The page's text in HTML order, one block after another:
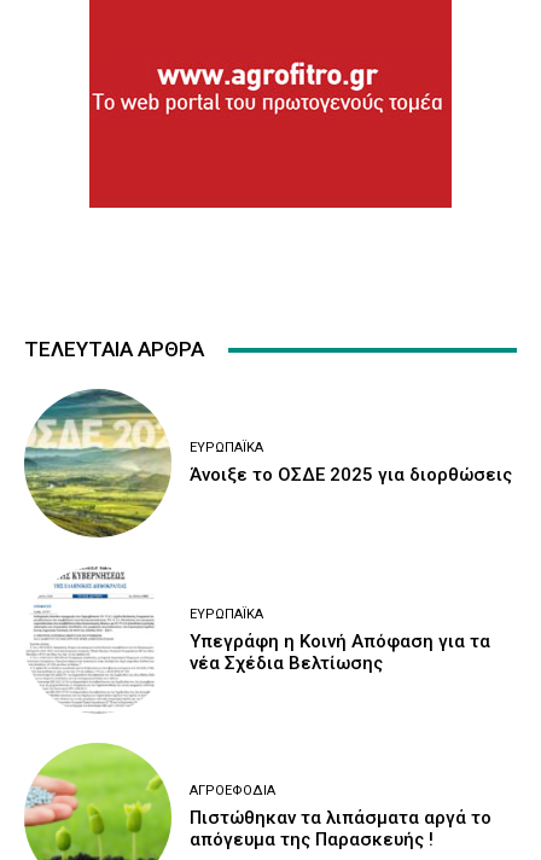
ΤΕΛΕΥΤΑΙΑ ΑΡΘΡΑ
ΕΥΡΩΠΑΪΚΆ
Άνοιξε το ΟΣΔΕ 2025 για διορθώσεις
ΕΥΡΩΠΑΪΚΆ
Υπεγράφη η Κοινή Απόφαση για τα
νέα Σχέδια Βελτίωσης
ΑΓΡΟΕΦΌΔΙΑ
Πιστώθηκαν τα λιπάσματα αργά το
απόγευμα της Παρασκευής !